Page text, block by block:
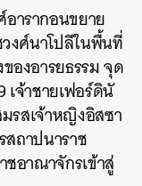
ารากอนขยาย
งศ์นาโปลีในพื้นที่
องอารยธรรม จุด
จ้าชายเฟอร์ดินั
รสเจ้าหญิงอิสซา
สถาปนาราช
อาณาจักรเข้าสู่